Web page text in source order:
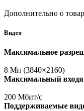
Дополнительно о
Видео
Максимальное
8 Мп (3840×2160)
Максимальный
200 Мбит/с
Поддерживаемые